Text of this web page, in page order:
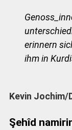
erinnern
ihm in
Kevin Jochim/
Şehîd